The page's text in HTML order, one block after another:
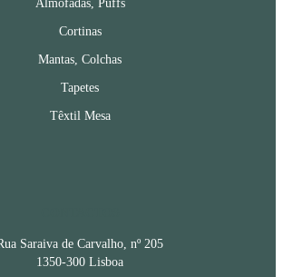
Almofadas, Puffs
Cortinas
Mantas, Colchas
Tapetes
Têxtil Mesa
Saraiva de Carvalho, nº 205
1350-300 Lisboa